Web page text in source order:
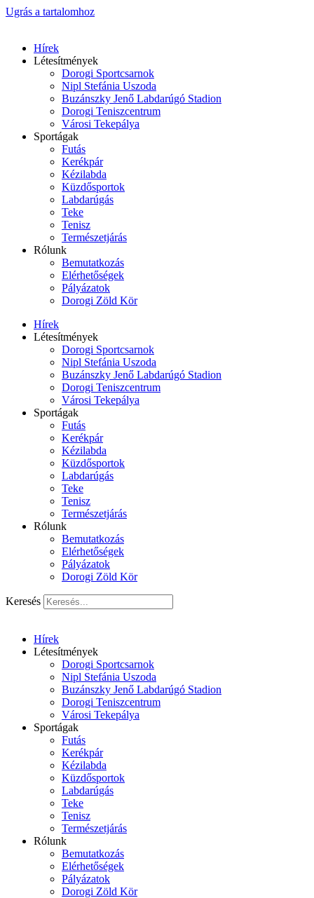
Ugrás a tartalomhoz
Hírek
Létesítmények
Dorogi Sportcsarnok
Nipl Stefánia Uszoda
Buzánszky Jenő Labdarúgó Stadion
Dorogi Teniszcentrum
Városi Tekepálya
Sportágak
Futás
Kerékpár
Kézilabda
Küzdősportok
Labdarúgás
Teke
Tenisz
Természetjárás
Rólunk
Bemutatkozás
Elérhetőségek
Pályázatok
Dorogi Zöld Kör
Hírek
Létesítmények
Dorogi Sportcsarnok
Nipl Stefánia Uszoda
Buzánszky Jenő Labdarúgó Stadion
Dorogi Teniszcentrum
Városi Tekepálya
Sportágak
Futás
Kerékpár
Kézilabda
Küzdősportok
Labdarúgás
Teke
Tenisz
Természetjárás
Rólunk
Bemutatkozás
Elérhetőségek
Pályázatok
Dorogi Zöld Kör
Keresés
Hírek
Létesítmények
Dorogi Sportcsarnok
Nipl Stefánia Uszoda
Buzánszky Jenő Labdarúgó Stadion
Dorogi Teniszcentrum
Városi Tekepálya
Sportágak
Futás
Kerékpár
Kézilabda
Küzdősportok
Labdarúgás
Teke
Tenisz
Természetjárás
Rólunk
Bemutatkozás
Elérhetőségek
Pályázatok
Dorogi Zöld Kör